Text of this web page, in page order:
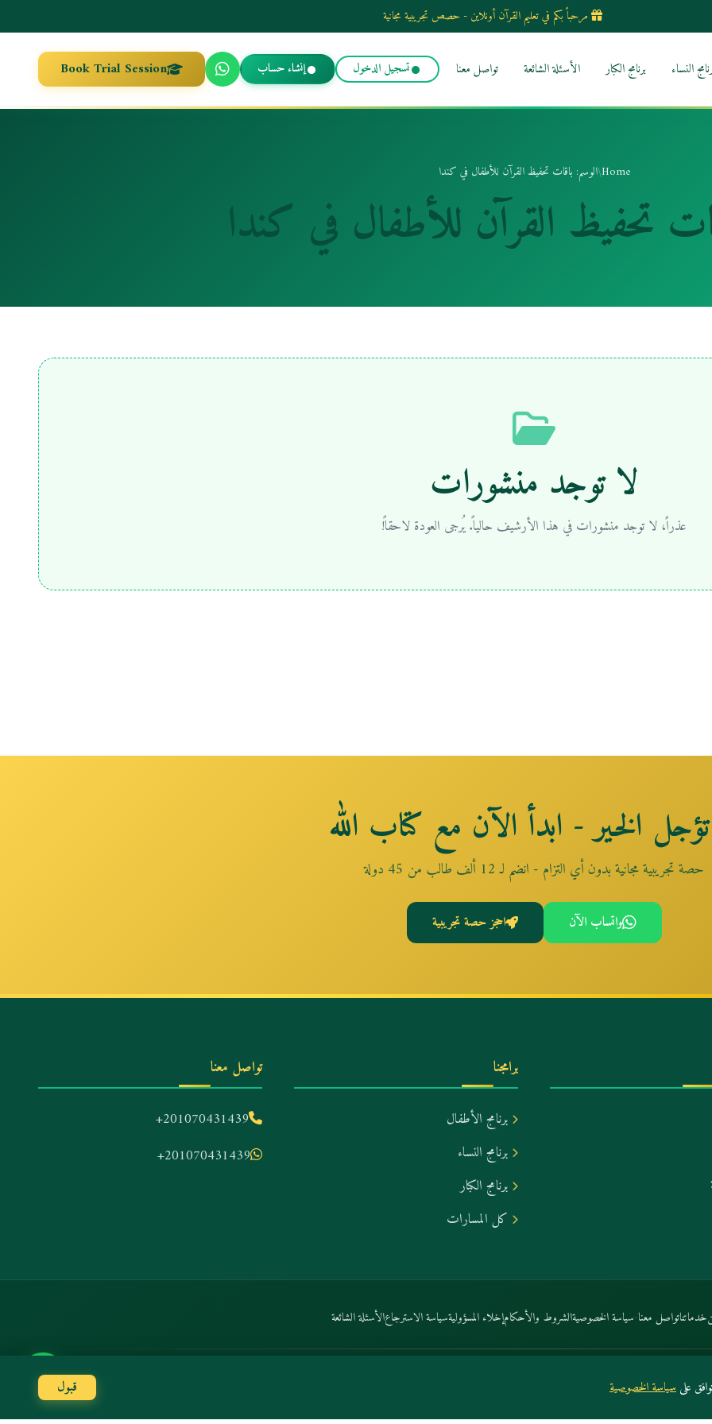
مرحباً بكم في تعليم القرآن أونلاين - حصص تجريبية مجانية
النساء برنامج الكبار الأسئلة الشائعة تواصل معنا تسجيل الدخول إنشاء حساب Book Trial Session
Home
/الوسم: باقات تحفيظ القرآن للأطفال في كندا
تحفيظ القرآن للأطفال في كندا
لا توجد منشورات
عذراً، لا توجد منشورات في هذا الأرشيف حالياً. يُرجى العودة لاحقاً!
الخير - ابدأ الآن مع كتاب الله
حصة تجريبية مجانية بدون أي التزام - انضم لـ 12 ألف طالب من 45 دولة
واتساب الآن احجز حصة تجريبية
برامجنا
برنامج الأطفال
برنامج النساء
برنامج الكبار
كل المسارات
تواصل معنا
+201070431439
+201070431439
خدماتناتواصل معنا·سياسة الخصوصيةالشروط والأحكامإخلاء المسؤوليةسياسة الاسترجاعالأسئلة الشائعة
Amex
Stripe علىسياسة الخصوصية قبول